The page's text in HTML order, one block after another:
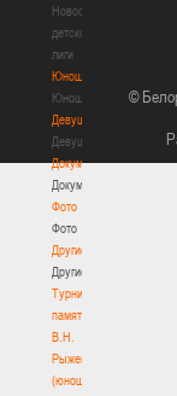
Новости
детской
лиги
Юноши
Юноши
Девушки
Девушки
Документы
Документы
Фото
Фото
Другие
Другие
Турнир
памяти
В.Н.
Рыженкова
(юноши)
©